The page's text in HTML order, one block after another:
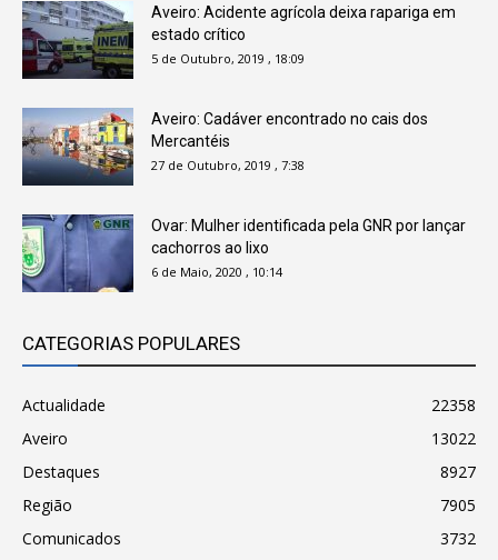
Aveiro: Acidente agrícola deixa rapariga em
estado crítico
5 de Outubro, 2019 , 18:09
Aveiro: Cadáver encontrado no cais dos
Mercantéis
27 de Outubro, 2019 , 7:38
Ovar: Mulher identificada pela GNR por lançar
cachorros ao lixo
6 de Maio, 2020 , 10:14
CATEGORIAS POPULARES
Actualidade
22358
Aveiro
13022
Destaques
8927
Região
7905
Comunicados
3732